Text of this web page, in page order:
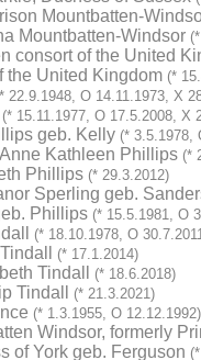
Mountbatten-
Mountbatten-Windsor
consort of the United
the United Kingdom (*
22.9.1948, O 14.11.1973, X
(* 15.11.1977, O 17.5.2008, X
geb. Kelly (* 3.5.1978,
Kathleen Phillips (*
Phillips (* 29.3.2012)
Sperling geb.
Phillips (* 15.5.1981, O
(* 18.10.1978, O
(* 17.1.2014)
Tindall (* 18.6.2018)
Tindall (* 21.3.2021)
(* 1.3.1955, O 12.12.1992)
Windsor, formerly
of York geb. Ferguson